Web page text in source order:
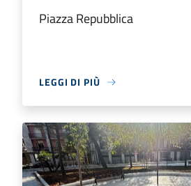
Piazza Repubblica
LEGGI DI PIÙ